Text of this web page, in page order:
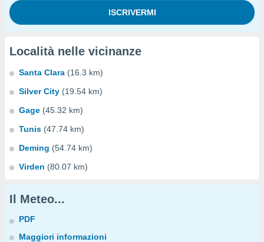
Località nelle vicinanze
Santa Clara (16.3 km)
Silver City (19.54 km)
Gage (45.32 km)
Tunis (47.74 km)
Deming (54.74 km)
Virden (80.07 km)
Il Meteo...
PDF
Maggiori informazioni